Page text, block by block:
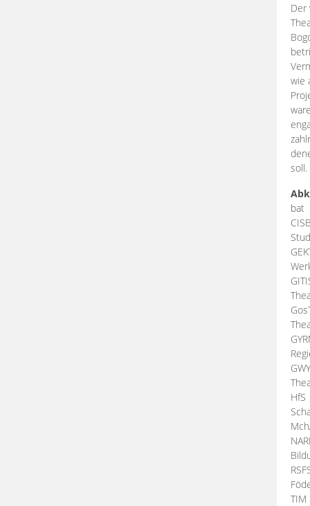
Der
wie
zahlr
soll.
bat
HfS